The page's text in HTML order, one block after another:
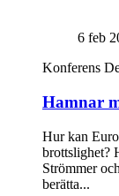
6 feb
Konferens
Hamnar
Hur kan
brottslighet?
Strömmer
berätta...